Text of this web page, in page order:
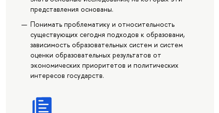
представления основаны.
Понимать проблематику и относительность
существующих сегодня подходов к образовани,
зависимость образовательных систем и систем
оценки образовательных результатов от
экономических приоритетов и политических
интересов государств.